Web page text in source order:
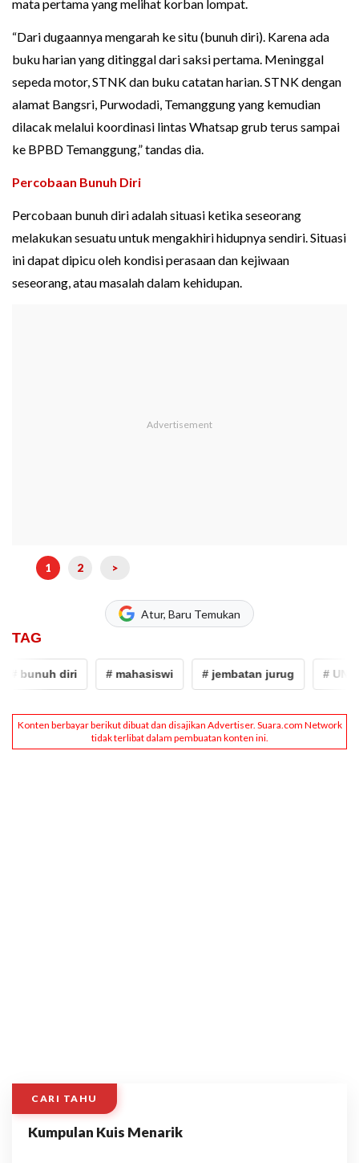
mata pertama yang melihat korban lompat.
“Dari dugaannya mengarah ke situ (bunuh diri). Karena ada
buku harian yang ditinggal dari saksi pertama. Meninggal
sepeda motor, STNK dan buku catatan harian. STNK dengan
alamat Bangsri, Purwodadi, Temanggung yang kemudian
dilacak melalui koordinasi lintas Whatsap grub terus sampai
ke BPBD Temanggung,” tandas dia.
Percobaan Bunuh Diri
Percobaan bunuh diri adalah situasi ketika seseorang
melakukan sesuatu untuk mengakhiri hidupnya sendiri. Situasi
ini dapat dipicu oleh kondisi perasaan dan kejiwaan
seseorang, atau masalah dalam kehidupan.
1 2 >
Atur, Baru Temukan
TAG
bunuh diri # mahasiswi # jembatan jurug # UNS
CARI TAHU
Kumpulan Kuis Menarik